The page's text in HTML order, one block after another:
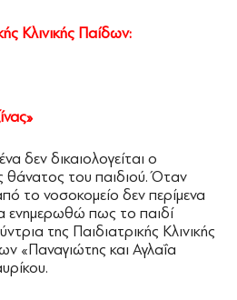
Κλινικής Παίδων:
δεν δικαιολογείται ο
θάνατος του παιδιού. Όταν
το νοσοκομείο δεν περίμενα
ενημερωθώ πως το παιδί
της Παιδιατρικής Κλινικής
«Παναγιώτης και Αγλαΐα